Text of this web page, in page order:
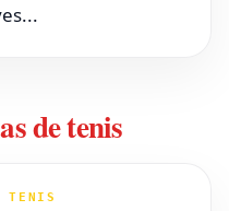
de tenis
TENIS